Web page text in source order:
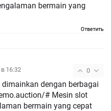
bermain yang
Ответить
0
в 16:32
dengan berbagai
# Mesin slot
bermain yang cepat